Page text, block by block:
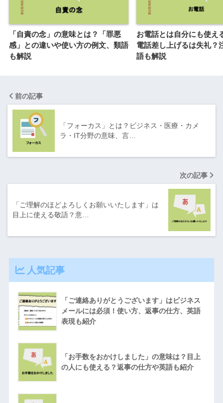
「自責の念」の意味とは？「罪悪
感」との違いや使い方の例文、類語
も解説
お電話とは自分にも使え
電話差し上げるは失礼？
語も解説
前の記事
「フォーカス」とは？ビジネス・医療・カメ
ラ・IT分野の意味、言…
次の記事
「ご理解のほどよろしくお願いいたします」は
目上に使える敬語？意…
人気記事
「ご連絡ありがとうございます」はビジネス
メールには必須！使い方、返事の仕方、英語
表現も紹介
「お手数をおかけしました」の意味は？目上
の人にも使える？返事の仕方や英語も紹介